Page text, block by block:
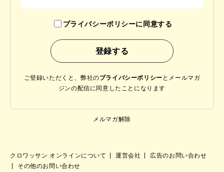
プライバシーポリシーに同意する
ご登録いただくと、弊社のプライバシーポリシー と メールマガ
ジンの配信に同意したことになります
メルマガ解除
クロワッサン オンラインについて 運営会社
広告のお問い合わせ
その他のお問い合わせ